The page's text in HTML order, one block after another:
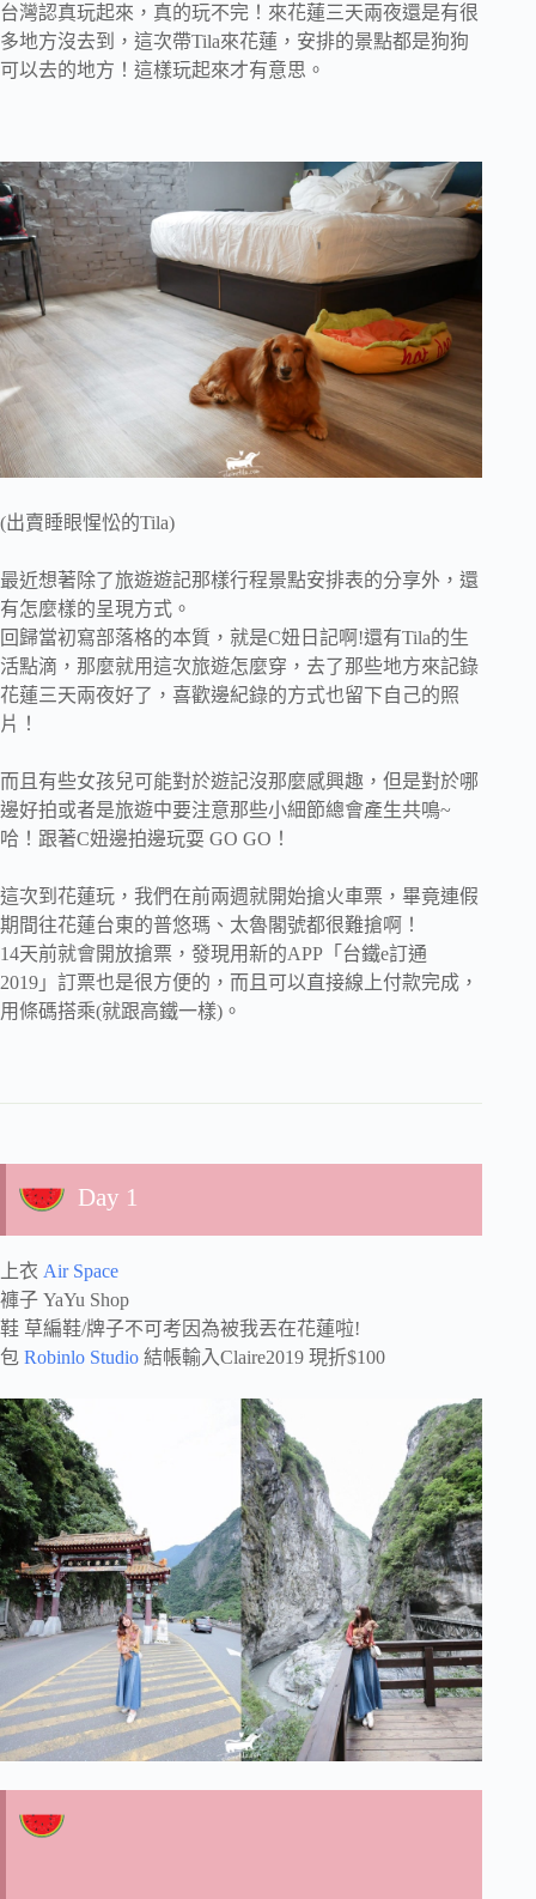
台灣認真玩起來，真的玩不完！來花蓮三天兩夜還是有很
多地方沒去到，這次帶Tila來花蓮，安排的景點都是狗狗
可以去的地方！這樣玩起來才有意思。
(出賣睡眼惺忪的Tila)
最近想著除了旅遊遊記那樣行程景點安排表的分享外，還
有怎麼樣的呈現方式。
回歸當初寫部落格的本質，就是C妞日記啊!還有Tila的生
活點滴，那麼就用這次旅遊怎麼穿，去了那些地方來記錄
花蓮三天兩夜好了，喜歡邊紀錄的方式也留下自己的照
片！
而且有些女孩兒可能對於遊記沒那麼感興趣，但是對於哪
邊好拍或者是旅遊中要注意那些小細節總會產生共鳴~
哈！跟著C妞邊拍邊玩耍 GO GO！
這次到花蓮玩，我們在前兩週就開始搶火車票，畢竟連假
期間往花蓮台東的普悠瑪、太魯閣號都很難搶啊！
14天前就會開放搶票，發現用新的APP「台鐵e訂通
2019」訂票也是很方便的，而且可以直接線上付款完成，
用條碼搭乘(就跟高鐵一樣)。
Day 1
上衣 Air Space
褲子 YaYu Shop
鞋 草編鞋/牌子不可考因為被我丟在花蓮啦!
包 Robinlo Studio 結帳輸入Claire2019 現折$100